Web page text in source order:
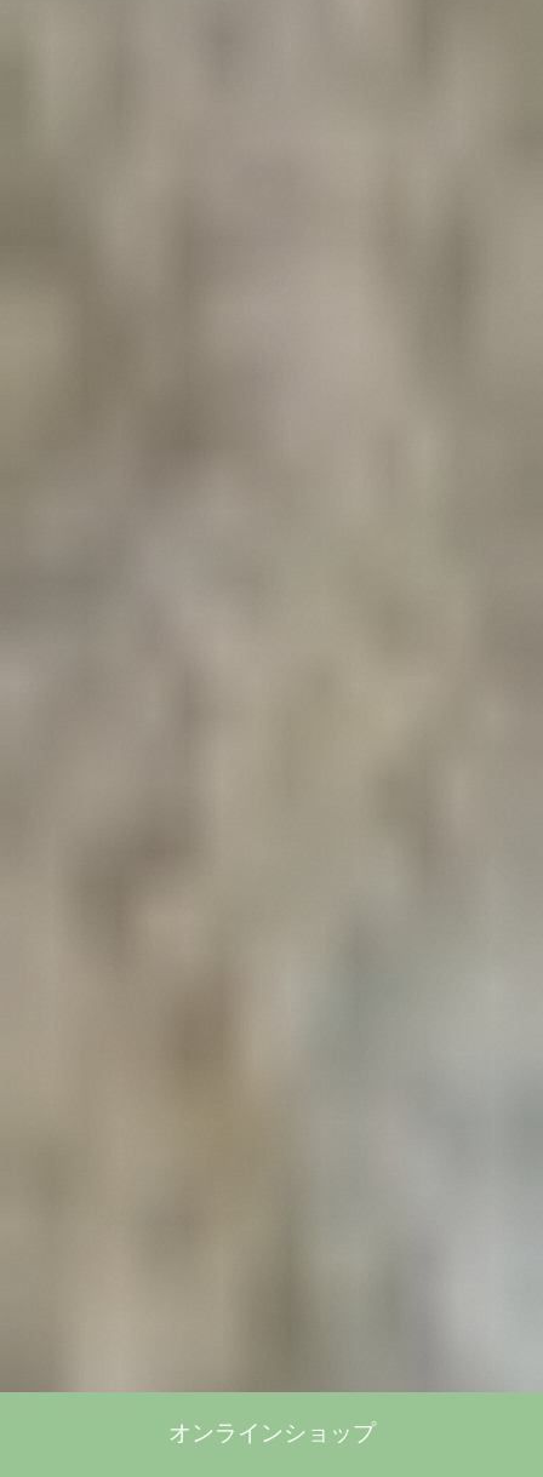
オンラインショップ